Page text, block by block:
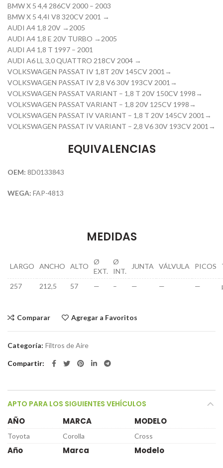
BMW X 5 4,4 286CV 2000 – 2003
BMW X 5 4,4I V8 320CV 2001 →
AUDI A4 1,8 20V →2005
AUDI A4 1,8 E 20V TURBO →2005
AUDI A4 1,8 T 1997 – 2001
AUDI A6 LL 3,0 QUATTRO 218CV 2004 →
VOLKSWAGEN PASSAT IV 1,8T 20V 145CV 2001→
VOLKSWAGEN PASSAT IV 2,8 V6 30V 193CV 2001→
VOLKSWAGEN PASSAT VARIANT – 1,8 T 20V 150CV 1998→
VOLKSWAGEN PASSAT VARIANT – 1,8 20V 125CV 1998→
VOLKSWAGEN PASSAT IV VARIANT – 1,8 T 20V 145CV 2001→
VOLKSWAGEN PASSAT IV VARIANT – 2,8 V6 30V 193CV 2001→
EQUIVALENCIAS
OEM: 8D0133843
WEGA: FAP-4813
MEDIDAS
LARGO ANCHO ALTO
Ø
EXT.
Ø
INT.
JUNTA VÁLVULA PICOS
257 212,5 57 — – — — —
Comparar Agregar a Favoritos
Categoría: Filtros de Aire
Compartir
APTO PARA LOS SIGUIENTES VEHÍCULOS
AÑO MARCA MODELO
Año Marca Modelo
Toyota Corolla Cross